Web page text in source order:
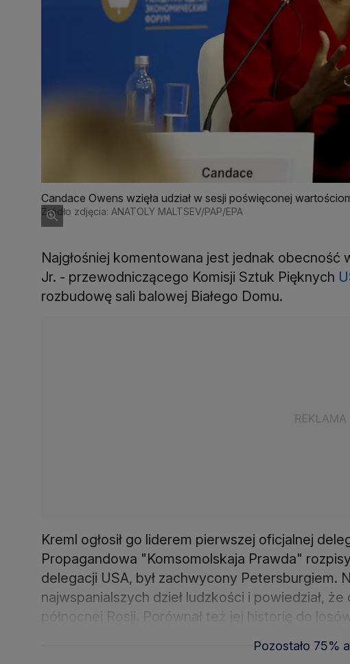
Candace Owens wzięła udział w sesji poświęconej
Źródło zdjęcia: ANATOLY MALTSEV/PAP/EPA
Najgłośniej komentowana jest jednak obecność
Jr. - przewodniczącego Komisji Sztuk Pięknych
rozbudowę sali balowej Białego Domu.
Kreml ogłosił go liderem pierwszej oficjalnej
Propagandowa "Komsomolskaja Prawda"
delegacji USA, był zachwycony Petersburgiem.
najwspanialszych dzieł ludzkości i powiedział,
północnej Rosji. Porównał też jej historię do
Pozostało 75%